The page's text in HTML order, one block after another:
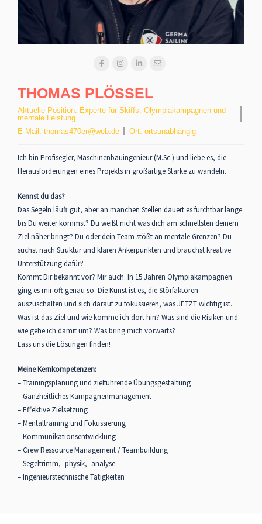
THOMAS PLÖSSEL
Aktuelle Position: Experte für Skiffs, Olympiakampagnen und
mentale Leistung
E-Mail: thomas470er@web.de Ort: ortsunabhängig
Ich bin Profisegler, Maschinenbauingenieur (M.Sc.) und liebe es, die
Herausforderungen eines Projekts in großartige Stärke zu wandeln.
Kennst du das?
Das Segeln läuft gut, aber an manchen Stellen dauert es furchtbar lange
bis Du weiter kommst? Du weißt nicht was dich am schnellsten deinem
Ziel näher bringt? Du oder dein Team stößt an mentale Grenzen? Du
suchst nach Struktur und klaren Ankerpunkten und brauchst kreative
Unterstützung dafür?
Kommt Dir bekannt vor? Mir auch. In 15 Jahren Olympiakampagnen
ging es mir oft genau so. Die Kunst ist es, die Störfaktoren
auszuschalten und sich darauf zu fokussieren, was JETZT wichtig ist.
Was ist das Ziel und wie komme ich dort hin? Was sind die Risiken und
wie gehe ich damit um? Was bring mich vorwärts?
Lass uns die Lösungen finden!
Meine Kernkompetenzen:
– Trainingsplanung und zielführende Übungsgestaltung
– Ganzheitliches Kampagnenmanagement
– Effektive Zielsetzung
– Mentaltraining und Fokussierung
– Kommunikationsentwicklung
– Crew Ressource Management / Teambuildung
– Segeltrimm, -physik, -analyse
– Ingenieurstechnische Tätigkeiten